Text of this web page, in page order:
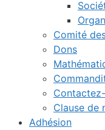
Comité
Dons
Clause de
Adhésion